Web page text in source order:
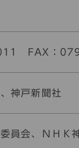
FAX：
神戸新聞社
員会、ＮＨＫ